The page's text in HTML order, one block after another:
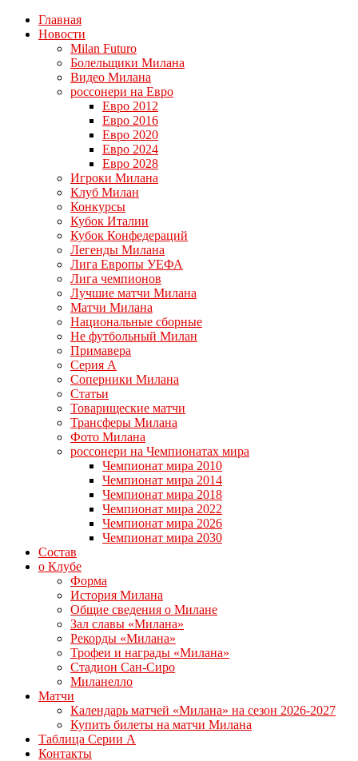
Главная
Новости
Milan Futuro
Болельщики Милана
Видео Милана
россонери на Евро
Евро 2012
Евро 2016
Евро 2020
Евро 2024
Евро 2028
Игроки Милана
Клуб Милан
Конкурсы
Кубок Италии
Кубок Конфедераций
Легенды Милана
Лига Европы УЕФА
Лига чемпионов
Лучшие матчи Милана
Матчи Милана
Национальные сборные
Не футбольный Милан
Примавера
Серия А
Соперники Милана
Статьи
Товарищеские матчи
Трансферы Милана
Фото Милана
россонери на Чемпионатах мира
Чемпионат мира 2010
Чемпионат мира 2014
Чемпионат мира 2018
Чемпионат мира 2022
Чемпионат мира 2026
Чемпионат мира 2030
Состав
о Клубе
Форма
История Милана
Общие сведения о Милане
Зал славы «Милана»
Рекорды «Милана»
Трофеи и награды «Милана»
Стадион Сан-Сиро
Миланелло
Матчи
Календарь матчей «Милана» на сезон 2026-2027
Купить билеты на матчи Милана
Таблица Серии А
Контакты